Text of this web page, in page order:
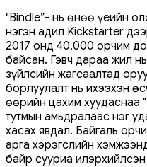
"Bindle”- нь өнөө үеийн
нэгэн адил Kickstarter
2017 онд 40,000 орчим
байсан. Гэвч дараа жил
зүйлсийн жагсаалтад
борлуулалт нь ихээхэн
өөрийн цахим хуудаснаа
тутмын амьдралаас нэг
хасах явдал. Байгаль
арга хэрэгслийн
байр сууриа